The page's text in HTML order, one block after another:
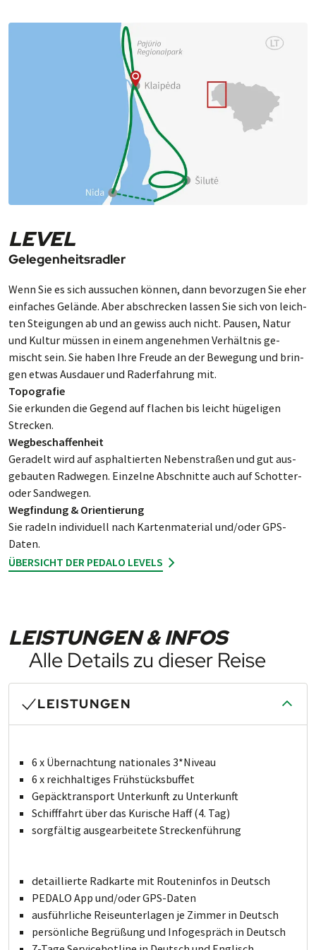
museum unter­gebracht ist, die 470 m lange
See­brücke und viele Cafés und Restaurants.
Nach dem Aufenthalt in Palanga führt Sie die
gleiche schöne Strecke zurück zum Hotel in
LEVEL
Gelegenheitsradler
Wenn Sie es sich aus­su­chen können, dann be­vor­zu­gen Sie eher
ein­fa­ches Ge­lände. Aber ab­schre­cken las­sen Sie sich von leich­
ten Stei­gun­gen ab und an ge­wiss auch nicht. Pausen, Na­tur
und Kul­tur müs­sen in einem an­ge­neh­men Ver­hält­nis ge­
mischt sein. Sie ha­ben Ihre Freude an der Be­we­gung und brin­
gen etwas Aus­dau­er und Rad­er­fah­rung mit.
Topografie
Sie erkunden die Gegend auf flachen bis leicht hüge­ligen
Strecken.
Wegbeschaffenheit
Geradelt wird auf as­phal­tier­ten Neben­straßen und gut aus­
ge­bau­ten Rad­wegen. Ein­zelne Ab­schnit­te auch auf Schotter-
oder Sand­wegen.
Wegfindung & Orientierung
Sie rad­eln indi­vi­duell nach Kar­ten­ma­ter­ial und/oder GPS-
Daten.
ÜBERSICHT DER PEDALO LEVELS
LEISTUNGEN & INFOS
Alle Details zu dieser Reise
LEISTUNGEN
6 x Übernachtung nationales 3*Niveau
6 x reichhaltiges Frühstücksbuffet
Gepäcktransport Un­ter­kunft zu Un­ter­kunft
Schifffahrt über das Kurische Haff (4. Tag)
sorgfältig aus­ge­ar­bei­te­te Stre­cken­führung
detaillierte Radkarte mit Routeninfos in Deutsch
PEDALO App und/oder GPS-Daten
ausführliche Reiseunterlagen je Zimmer in Deutsch
persönliche Begrüßung und Infogespräch in Deutsch